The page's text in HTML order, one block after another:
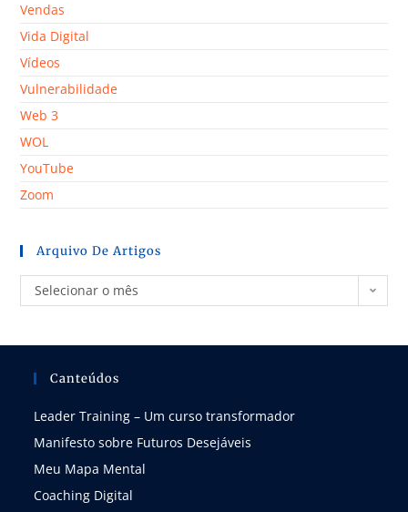
Vendas
Vida Digital
Vídeos
Vulnerabilidade
Web 3
WOL
YouTube
Zoom
Arquivo De Artigos
Selecionar o mês
Canteúdos
Leader Training – Um curso transformador
Manifesto sobre Futuros Desejáveis
Meu Mapa Mental
Coaching Digital